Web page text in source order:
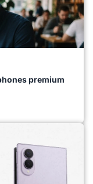
premium